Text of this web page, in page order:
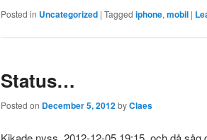
Posted in Uncategorized | Tagged iphone, mobil |
Status…
Posted on December 5, 2012byClaes